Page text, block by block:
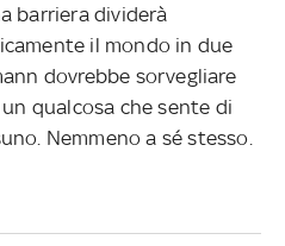
barriera dividerà
il mondo in due
dovrebbe sorvegliare
qualcosa che sente di
Nemmeno a sé stesso.